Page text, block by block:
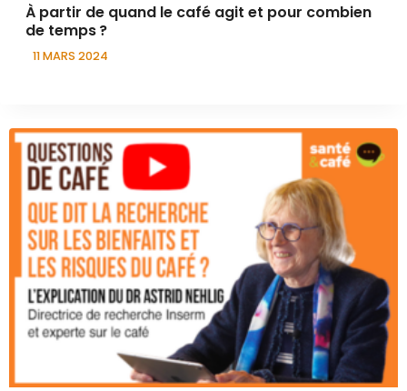
À partir de quand le café agit et pour combien
de temps ?
11 MARS 2024